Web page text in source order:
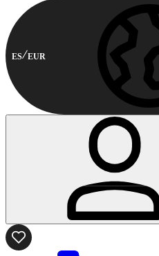
ES EUR